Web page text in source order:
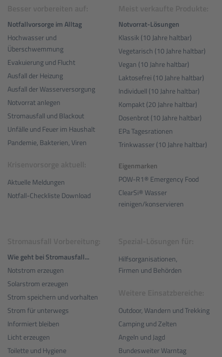
Notfallvorsorge im Alltag
Hochwasser und
Überschwemmung
Evakuierung und Flucht
Ausfall der Heizung
Ausfall der Wasserversorgung
Notvorrat anlegen
Stromausfall und Blackout
Unfälle und Feuer im Haushalt
Pandemie, Bakterien, Viren
Aktuelle Meldungen
Notfall-Checkliste Download
Notvorrat-Lösungen
Klassik (10 Jahre haltbar)
Vegetarisch (10 Jahre haltbar)
Vegan (10 Jahre haltbar)
Laktosefrei (10 Jahre haltbar)
Individuell (10 Jahre haltbar)
Kompakt (20 Jahre haltbar)
Dosenbrot (10 Jahre haltbar)
EPa Tagesrationen
Trinkwasser (10 Jahre haltbar)
Eigenmarken
POW-R1® Emergency Food
ClearSi® Wasser
reinigen/konservieren
Wie geht bei Stromausfall...
Notstrom erzeugen
Solarstrom erzeugen
Strom speichern und vorhalten
Strom für unterwegs
Informiert bleiben
Licht erzeugen
Toilette und Hygiene
Hilfsorganisationen,
Firmen und Behörden
Outdoor, Wandern und Trekking
Camping und Zelten
Angeln und Jagd
Bundesweiter Warntag